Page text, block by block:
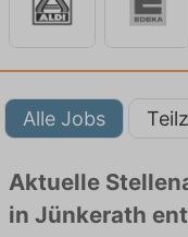
Alle Jobs
Aktuelle
in Jünkerath